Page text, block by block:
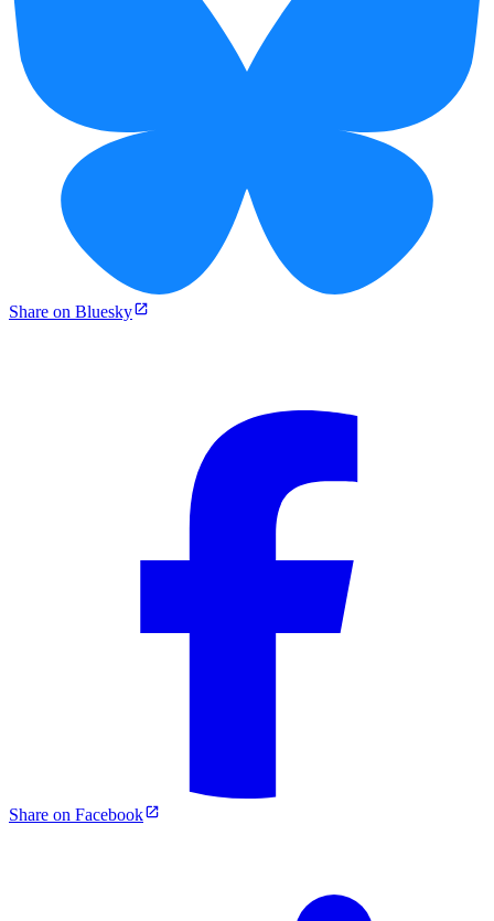
Share on Bluesky
Share on Facebook